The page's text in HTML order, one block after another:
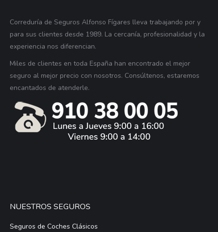
Correduría de Seguros Alfonso Fígares lleva trabajando por y
para sus clientes desde 1989. La cercanía, profesionalidad y la
experiencia nos diferencian.
Miles de clientes en toda España han encontrado el mejor
seguro al mejor precio con nosotros. Consúltenos, estaremos
encantados de atenderle.
NUESTROS SEGUROS
Seguros de Coches Clásicos